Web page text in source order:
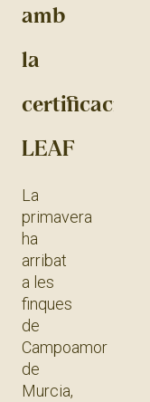
amb
la
certificació
LEAF
La
primavera
ha
arribat
a les
finques
de
Campoamor
de
Murcia,